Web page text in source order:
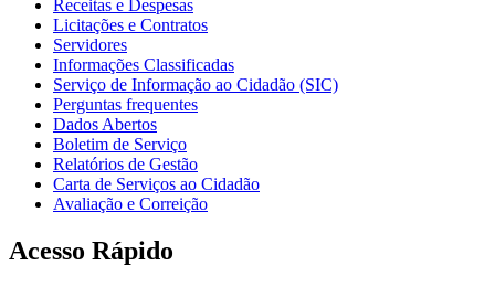
Receitas e Despesas
Licitações e Contratos
Servidores
Informações Classificadas
Serviço de Informação ao Cidadão (SIC)
Perguntas frequentes
Dados Abertos
Boletim de Serviço
Relatórios de Gestão
Carta de Serviços ao Cidadão
Avaliação e Correição
Acesso Rápido